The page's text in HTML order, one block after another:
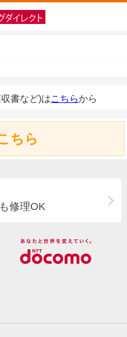
書など)はこちらから
ちら
修理OK